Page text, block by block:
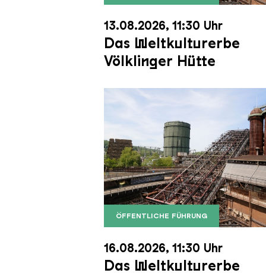
Der Erzschrägaufzug der
Copyright: Weltkulturerbe
13.08.2026, 11:30 Uhr
Das Weltkulturerbe
Völklinger Hütte
ÖFFENTLICHE FÜHRUNG
Der Erzschrägaufzug der
Copyright: Weltkulturerbe
16.08.2026, 11:30 Uhr
Das Weltkulturerbe